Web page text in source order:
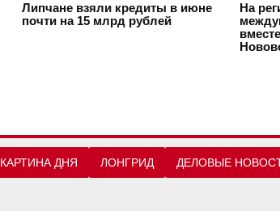
Липчане взяли кредиты в июне
почти на 15 млрд рублей
На
КАРТИНА ДНЯ ЛОНГРИД ДЕЛОВЫЕ